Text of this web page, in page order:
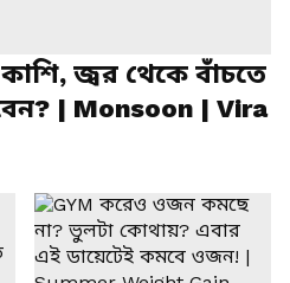
জ্বর থেকে বাঁচতে
| Monsoon | Vira